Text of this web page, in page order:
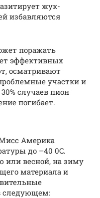
жук-
избавляются
поражать
эффективных
осматривают
участки и
случаев пион
погибает.
Америка
до –40 0C.
или весной, на зиму
материала и
следующем: